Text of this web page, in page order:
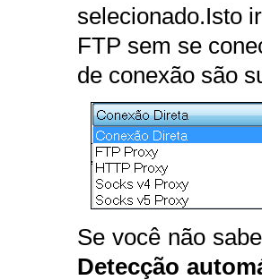
selecionado.Isto
FTP sem se
de conexão são
Se você não
Detecção